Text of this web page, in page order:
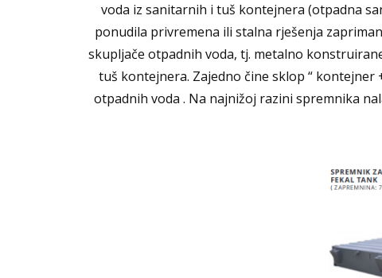
voda iz sanitarnih i tuš kontejnera (otpadna
ponudila privremena ili stalna rješenja
skupljače otpadnih voda, tj. metalno
tuš kontejnera. Zajedno čine sklop “
otpadnih voda . Na najnižoj razini spremnika